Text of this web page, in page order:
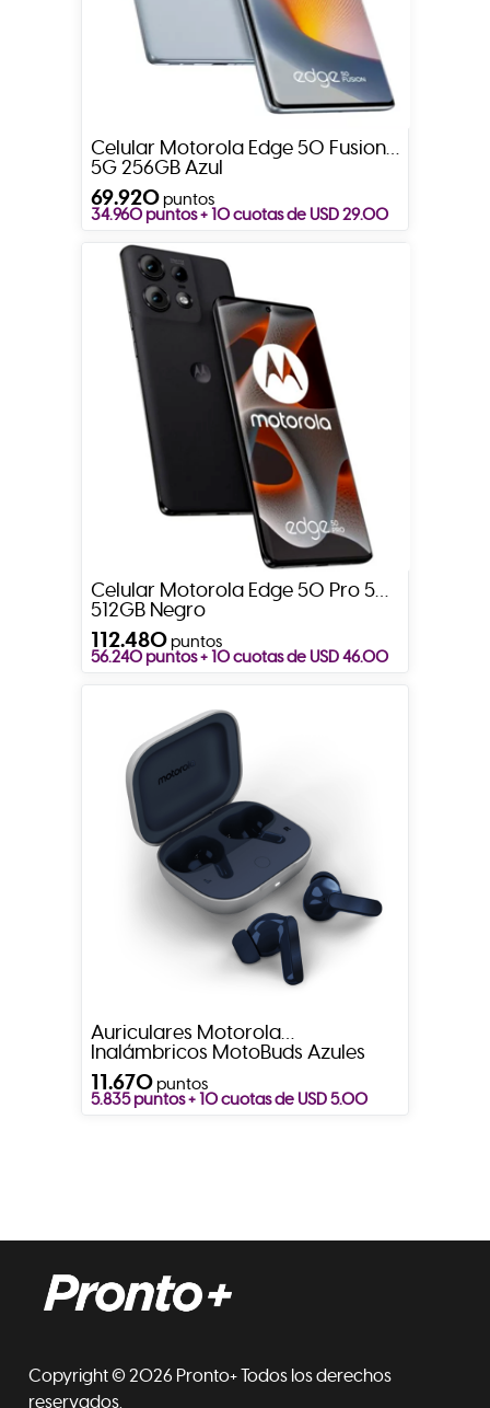
Celular Motorola Edge 50 Fusion
5G 256GB Azul
69.920puntos
34.960 puntos + 10 cuotas de USD 29.00
Celular Motorola Edge 50 Pro 5G
512GB Negro
112.480puntos
56.240 puntos + 10 cuotas de USD 46.00
Auriculares Motorola
Inalámbricos MotoBuds Azules
11.670puntos
5.835 puntos + 10 cuotas de USD 5.00
Copyright © 2026 Pronto+ Todos los derechos
reservados.